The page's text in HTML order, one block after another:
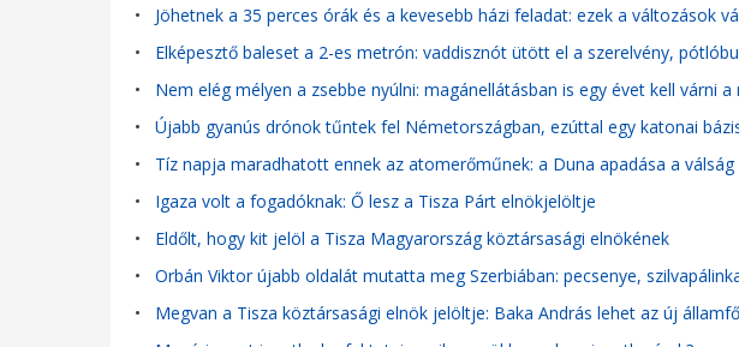
• Jöhetnek a 35 perces órák és a kevesebb házi feladat: ezek a változások
• Elképesztő baleset a 2-es metrón: vaddisznót ütött el a szerelvény,
• Nem elég mélyen a zsebbe nyúlni: magánellátásban is egy évet kell várni
• Újabb gyanús drónok tűntek fel Németországban, ezúttal egy katonai
• Tíz napja maradhatott ennek az atomerőműnek: a Duna apadása a
• Igaza volt a fogadóknak: Ő lesz a Tisza Párt elnökjelöltje
• Eldőlt, hogy kit jelöl a Tisza Magyarország köztársasági elnökének
• Orbán Viktor újabb oldalát mutatta meg Szerbiában: pecsenye,
• Megvan a Tisza köztársasági elnök jelöltje: Baka András lehet az új államfő